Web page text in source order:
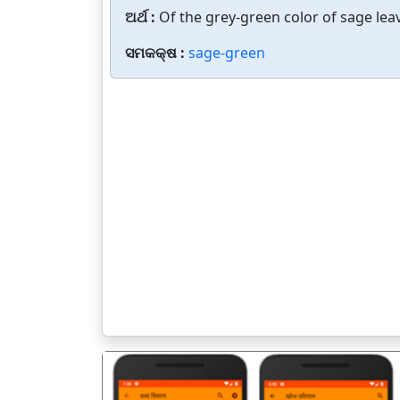
ଅର୍ଥ : Of the grey-green color of sage
ସମକକ୍ଷ : sage-green